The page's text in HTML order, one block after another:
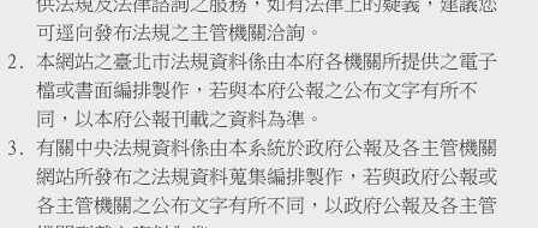
供法規及法律諮詢之服務，如有法律上的疑義，建議您
可逕向發布法規之主管機關洽詢。
本網站之臺北市法規資料係由本府各機關所提供之電子
檔或書面編排製作，若與本府公報之公布文字有所不
同，以本府公報刊載之資料為準。
有關中央法規資料係由本系統於政府公報及各主管機關
網站所發布之法規資料蒐集編排製作，若與政府公報或
各主管機關之公布文字有所不同，以政府公報及各主管